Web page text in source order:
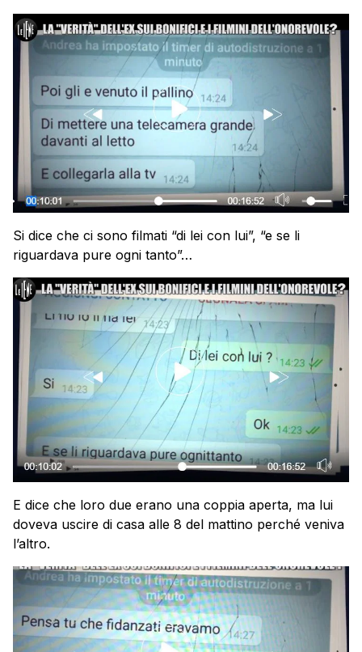
Si dice che ci sono filmati “di lei con lui”, “e se li
riguardava pure ogni tanto”…
E dice che loro due erano una coppia aperta, ma lui
doveva uscire di casa alle 8 del mattino perché veniva
l’altro.